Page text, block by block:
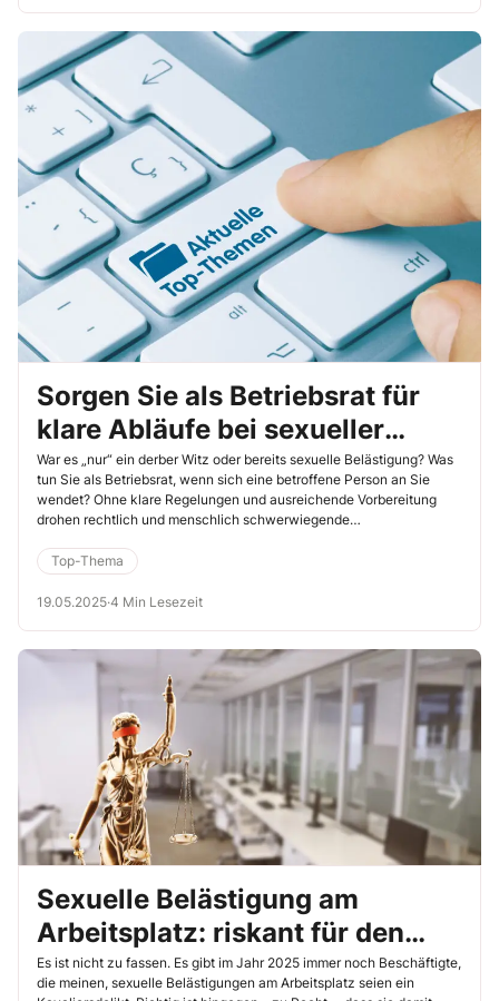
Sorgen Sie als Betriebsrat für
klare Abläufe bei sexueller
Belästigung
War es „nur“ ein derber Witz oder bereits sexuelle Belästigung? Was
tun Sie als Betriebsrat, wenn sich eine betroffene Person an Sie
wendet? Ohne klare Regelungen und ausreichende Vorbereitung
drohen rechtlich und menschlich schwerwiegende
verbindliche Verfahren zum Umgang mit Beschwerden existieren –
ebenso wie klar definierte Maßnahmen, die Ihr Arbeitgeber bei
bestätigter sexueller Belästigung ergreift. Schlagen Sie als
Top-Thema
19.05.2025·4 Min Lesezeit
Sexuelle Belästigung am
Arbeitsplatz: riskant für den
Täter und den Arbeitgeber
Es ist nicht zu fassen. Es gibt im Jahr 2025 immer noch Beschäftigte,
die meinen, sexuelle Belästigungen am Arbeitsplatz seien ein